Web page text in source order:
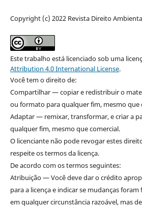
Copyright (c) 2022 Revista Direito
Este trabalho está licenciado sob uma
Attribution 4.0 International License.
Você tem o direito de:
Compartilhar — copiar e redistribuir o
ou formato para qualquer fim, mesmo que
Adaptar — remixar, transformar, e criar a
qualquer fim, mesmo que comercial.
O licenciante não pode revogar estes
respeite os termos da licença.
De acordo com os termos seguintes:
Atribuição — Você deve dar o crédito
para a licença e indicar se mudanças foram
em qualquer circunstância razoável, mas